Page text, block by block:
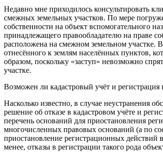
Недавно мне приходилось консультировать
смежных земельных участков. По мере
собственности на объект вспомогательного
принадлежащего правообладателю на праве
расположена на смежном земельном участке.
отнесённого к землям населённых пунктов,
образом, поскольку «заступ» невозможно
участке.
Возможен ли кадастровый учёт и регистрация
Насколько известно, в случае неустранения
решение об отказе в кадастровом учёте и
перечень оснований для приостановления
многочисленных правовых оснований (а по
приостановление регистрационных действий
менее, отказы в регистрации такого рода